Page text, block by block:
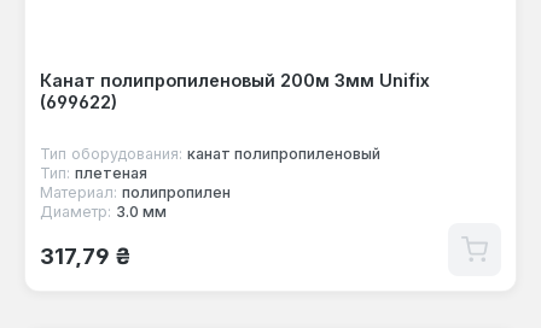
Канат полипропиленовый 200м 3мм Unifix
(699622)
Тип оборудования: канат полипропиленовый
Тип: плетеная
Материал: полипропилен
Диаметр: 3.0 мм
Обычная цена:
317,79 ₴